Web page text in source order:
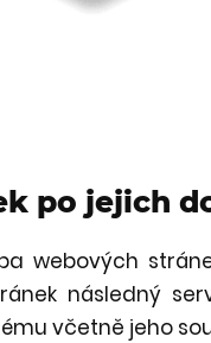
po jejich
webových
následný
včetně jeho